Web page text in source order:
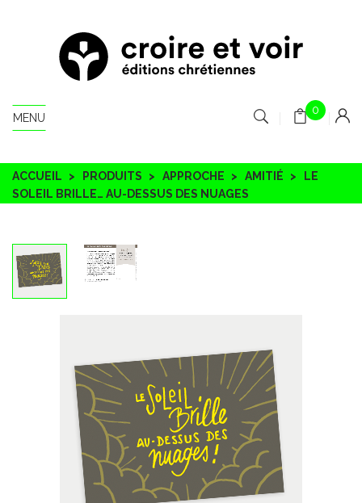
MENU
0
ACCUEIL PRODUITS APPROCHE AMITIÉ
LE
SOLEIL BRILLE… AU-DESSUS DES NUAGES